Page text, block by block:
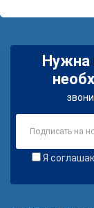
Нужна
Я